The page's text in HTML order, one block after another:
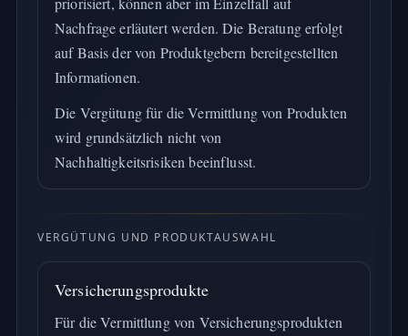
Nachfrage erläutert werden. Die Beratung erfolgt
auf Basis der von Produktgebern bereitgestellten
Informationen.
Die Vergütung für die Vermittlung von Produkten
wird grundsätzlich nicht von
Nachhaltigkeitsrisiken beeinflusst.
VERGÜTUNG UND PRODUKTAUSWAHL
Versicherungsprodukte
Für die Vermittlung von Versicherungsprodukten